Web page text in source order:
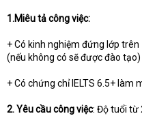
1.Miêu tả công việc:
+ Có kinh nghiệm đứng lớp trên
(nếu không có sẽ được đào tạo)
+ Có chứng chỉ IELTS 6.5+ làm
2. Yêu cầu công việc: Độ tuổi từ